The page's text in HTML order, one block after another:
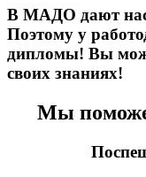
В МАДО дают
Поэтому у
дипломы! Вы
своих знаниях!
Мы